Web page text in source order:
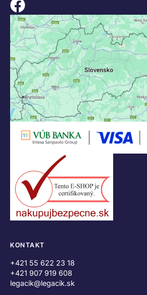
KONTAKT
+421 55 622 23 18
+421 907 919 608
legacik@legacik.sk